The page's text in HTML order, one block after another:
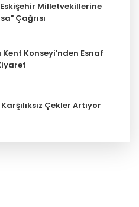
Eskişehir Milletvekillerine
Çağrısı
Kent Konseyi'nden Esnaf
Çekler Artıyor